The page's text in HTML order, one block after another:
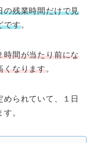
の残業時間だけで見
です。
時間が当たり前にな
くなります。
られていて、１日
。